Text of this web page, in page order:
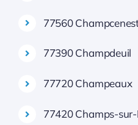
77560
77390 Champdeuil
77720 Champeaux
77420 Champs-